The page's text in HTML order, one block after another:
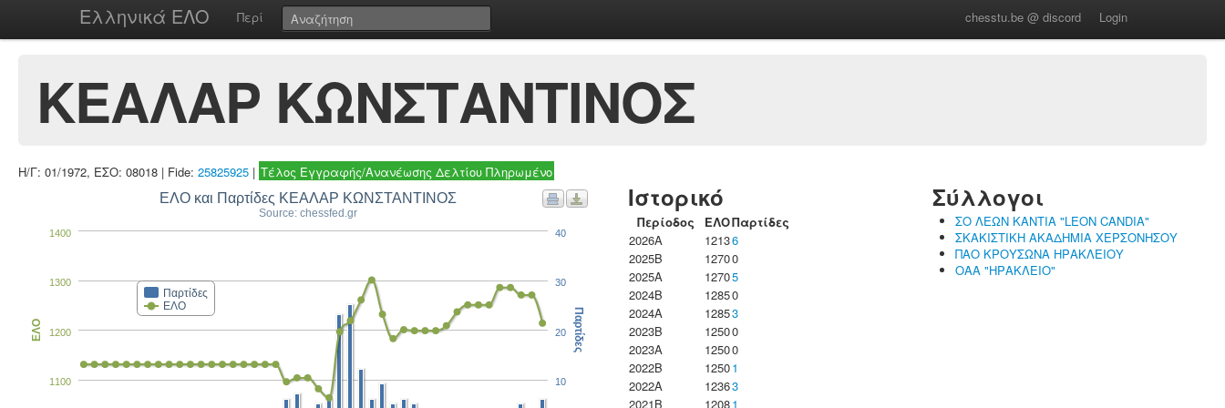
Ελληνικά ΕΛΟ Περί chesstu.be @ discord Login
ΚΕΑΛΑΡ ΚΩΝΣΤΑΝΤΙΝΟΣ
Η/Γ: 01/1972, ΕΣΟ: 08018 | Fide: 25825925 | Τέλος Εγγραφής/Ανανέωσης Δελτίου Πληρωμένο
ΕΛΟ και Παρτίδες ΚΕΑΛΑΡ ΚΩΝΣΤΑΝΤΙΝΟΣ
Source: chessfed.gr
Παρτίδες
ΕΛΟ
1100
1200
1300
1400
ΕΛΟ
10
20
30
40
Παρτίδες
Ιστορικό
Περίοδος ΕΛΟΠαρτίδες
2026A
12136
2025B
12700
2025A
12705
2024B
12850
2024A
12853
2023B
12500
2023Α
12500
2022B
12501
2022A
12363
2021B
12081
Σύλλογοι
ΣΟ ΛΕΩΝ ΚΑΝΤΙΑ "LEON CANDIA"
ΣΚΑΚΙΣΤΙΚΗ ΑΚΑΔΗΜΙΑ ΧΕΡΣΟΝΗΣΟΥ
ΠΑΟ ΚΡΟΥΣΩΝΑ ΗΡΑΚΛΕΙΟΥ
ΟΑΑ "ΗΡΑΚΛΕΙΟ"